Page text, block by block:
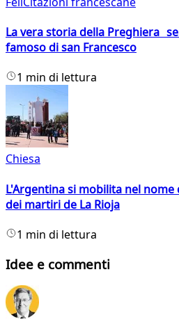
La vera storia della Preghiera
famoso di san Francesco
1 min di lettura
Chiesa
L'Argentina si mobilita nel nome
dei martiri de La Rioja
1 min di lettura
Idee e commenti